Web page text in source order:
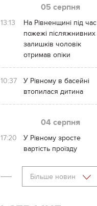
05 серпня
13:13
На Рівненщині під час
пожежі післяжнивних
залишків чоловік
отримав опіки
10:37
У Рівному в басейні
втопилася дитина
04 серпня
17:20
У Рівному зросте
вартість проїзду
Більше новин